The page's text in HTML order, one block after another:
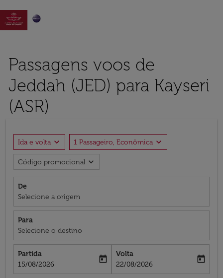

Passagens voos de
Jeddah (JED) para Kayseri
(ASR)
Ida e volta expand_more 1 Passageiro, Econômica expand_more
Código promocional expand_more
De
Selecione a origem
Para
Selecione o destino
Partida
fc-booking-departure-date-aria-label
15/08/2026
today
Volta
fc-booking-return-date-aria-label
22/08/2026
today